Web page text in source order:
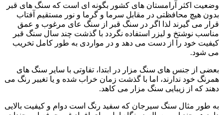
وضعیت اکثر آرامستان های کشور بگونه ای است که سنگ های قبر
بدون هیچ محافظتی در مقابل سرما و گرما و نور مستقیم آفتاب
قرار می گیرند لذا اگر در سنگ قبر از سنگ عای مرغوب و عمق
مناسب نوشتخ و لیزر استفاده نگردد با گذشت چند سال سنگ قبر
کیفیت خود را از دست می دهد و در مواردی به طور کامل تخریب
می شود.
بعضی از جنس های سنگ مزار در ابتدا، تفاوتی با سایر سنگ های
همرنگ خود ندارند، اما با گذشت زمان خراب شده و یا تغییر رنگ می
دهند که از زیبایی سنگ مزار می کاهد.
به طور مثال سنگ سیرجان که سفید رنگ است دوام و کیفیت بالایی